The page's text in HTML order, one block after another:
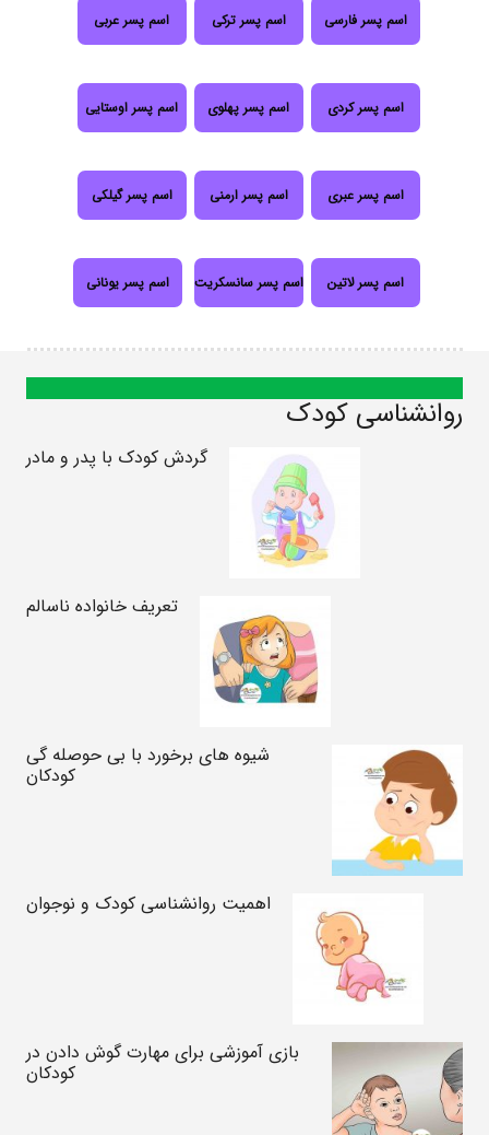
اسم پسر فارسی اسم پسر ترکی اسم پسر عربی
اسم پسر کردی اسم پسر پهلوی اسم پسر اوستایی
اسم پسر عبری اسم پسر ارمنی اسم پسر گیلکی
اسم پسر لاتین اسم پسر سانسکریت اسم پسر یونانی
روانشناسی کودک
گردش کودک با پدر و مادر
تعریف خانواده ناسالم
شیوه های برخورد با بی حوصله گی
کودکان
اهمیت روانشناسی کودک و نوجوان
بازی آموزشی برای مهارت گوش دادن در
کودکان